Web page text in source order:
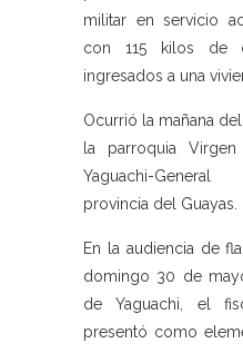
militar en servicio
con 115 kilos de
ingresados a una
Ocurrió la mañana
la parroquia
Yaguachi-
provincia del Guayas.
En la audiencia de
domingo 30 de
de Yaguachi, el
presentó como